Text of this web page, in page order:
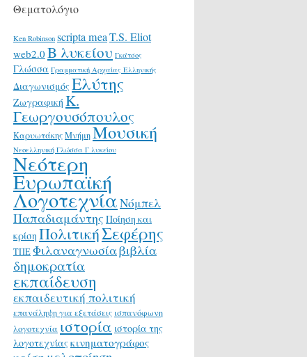
Θεματολόγιο
Ken Robinson scripta meaT.S. Eliot
web2.0 Β λυκείου Γκάτσος
Γλώσσα Γραμματική Αρχαίας Ελληνικής
ΔιαγωνισμόςΕλύτης
Ζωγραφική Κ.
Γεωργουσόπουλος
ΚαρυωτάκηςΜνήμηΜουσική
Νεοελληνική Γλώσσα Γ λυκείου
Νεότερη
Ευρωπαϊκή
ΛογοτεχνίαΝόμπελ
Παπαδιαμάντης Ποίηση και
κρίση ΠολιτικήΣεφέρης
ΤΠΕΦιλαναγνωσίαβιβλία
δημοκρατία
εκπαίδευση
εκπαιδευτική πολιτική
επανάληψη για εξετάσεις ισπανόφωνη
λογοτεχνία ιστορία ιστορία της
λογοτεχνίαςκινηματογράφος